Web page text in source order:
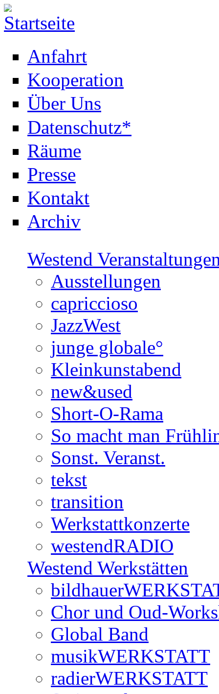
Anfahrt
Kooperation
Über Uns
Datenschutz*
Räume
Presse
Kontakt
Archiv
Westend
Ausstellungen
capriccioso
JazzWest
junge globale°
Kleinkunstabend
new&used
Short-O-Rama
So macht man
Sonst. Veranst.
tekst
transition
Werkstattkonzerte
westendRADIO
Westend Werkstätten
Chor und Oud-
Global Band
musikWERKSTATT
radierWERKSTATT